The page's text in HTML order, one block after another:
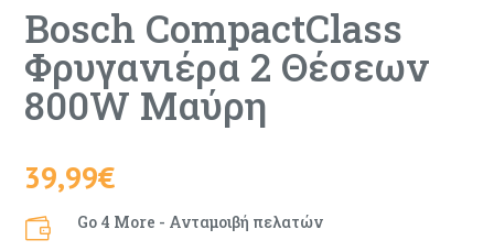
Bosch CompactClass
Φρυγανιέρα 2 Θέσεων
800W Μαύρη
39,99€
 Go 4 More - Ανταμοιβή πελατών